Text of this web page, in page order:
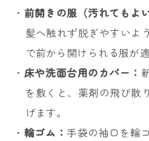
・ 前開きの服（汚れてもよ
髪へ触れず脱ぎやすいよ
で前から開けられる服が
・ 床や洗面台用のカバー：
を敷くと、薬剤の飛び散
げます。
・ 輪ゴム：手袋の袖口を輪